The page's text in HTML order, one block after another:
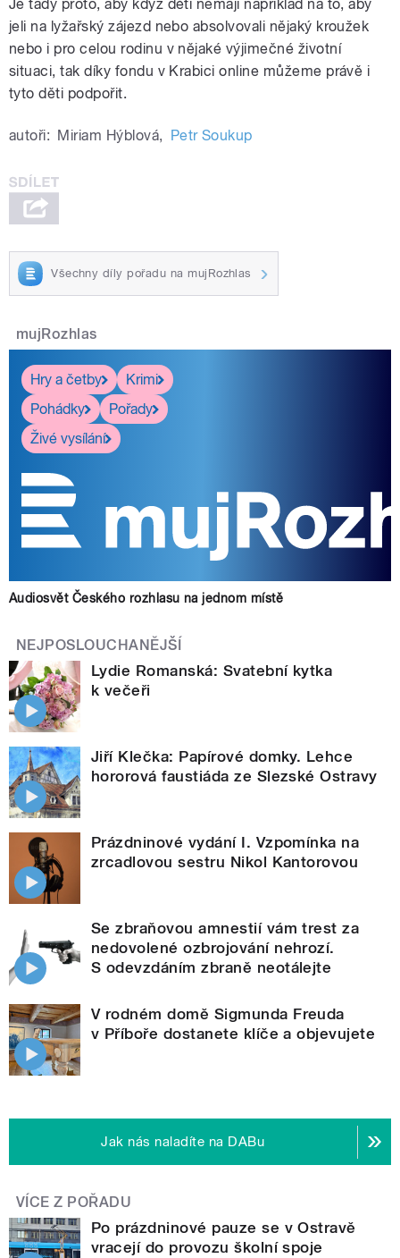
Je tady proto, aby když děti nemají například na to, aby
jeli na lyžařský zájezd nebo absolvovali nějaký kroužek
nebo i pro celou rodinu v nějaké výjimečné životní
situaci, tak díky fondu v Krabici online můžeme právě i
tyto děti podpořit.
autoři: Miriam Hýblová, Petr Soukup
Všechny díly pořadu na mujRozhlas
mujRozhlas
Hry a četby
Krimi
Pohádky
Pořady
Živé vysílání
Audiosvět Českého rozhlasu na jednom místě
NEJPOSLOUCHANĚJŠÍ
Lydie Romanská: Svatební kytka
k večeři
Jiří Klečka: Papírové domky. Lehce
hororová faustiáda ze Slezské Ostravy
Prázdninové vydání I. Vzpomínka na
zrcadlovou sestru Nikol Kantorovou
Se zbraňovou amnestií vám trest za
nedovolené ozbrojování nehrozí.
S odevzdáním zbraně neotálejte
V rodném domě Sigmunda Freuda
v Příboře dostanete klíče a objevujete
Jak nás naladíte na DABu
VÍCE Z POŘADU
Po prázdninové pauze se v Ostravě
vracejí do provozu školní spoje